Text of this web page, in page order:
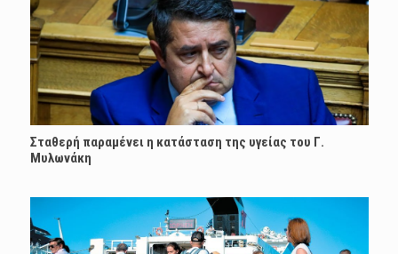
Σταθερή παραμένει η κατάσταση της υγείας του Γ.
Μυλωνάκη